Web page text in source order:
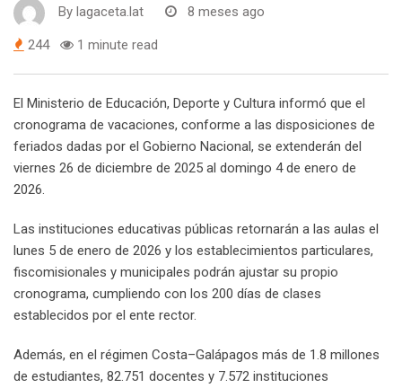
By lagaceta.lat 8 meses ago
244 1 minute read
El Ministerio de Educación, Deporte y Cultura informó que el
cronograma de vacaciones, conforme a las disposiciones de
feriados dadas por el Gobierno Nacional, se extenderán del
viernes 26 de diciembre de 2025 al domingo 4 de enero de
2026.
Las instituciones educativas públicas retornarán a las aulas el
lunes 5 de enero de 2026 y los establecimientos particulares,
fiscomisionales y municipales podrán ajustar su propio
cronograma, cumpliendo con los 200 días de clases
establecidos por el ente rector.
Además, en el régimen Costa–Galápagos más de 1.8 millones
de estudiantes, 82.751 docentes y 7.572 instituciones